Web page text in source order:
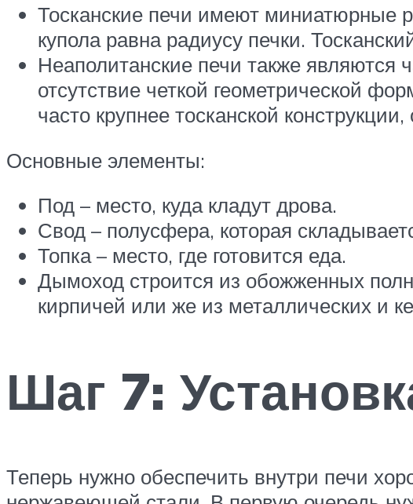
Тосканские печи имеют миниатюрные
купола равна радиусу печки.
Неаполитанские печи также являются
отсутствие четкой геометрической
часто крупнее тосканской
Основные элементы:
Под – место, куда кладут дрова.
Свод – полусфера, которая
Топка – место, где готовится еда.
Дымоход строится из обожженных
кирпичей или же из металлических и
Шаг 7:
Теперь нужно обеспечить внутри печи